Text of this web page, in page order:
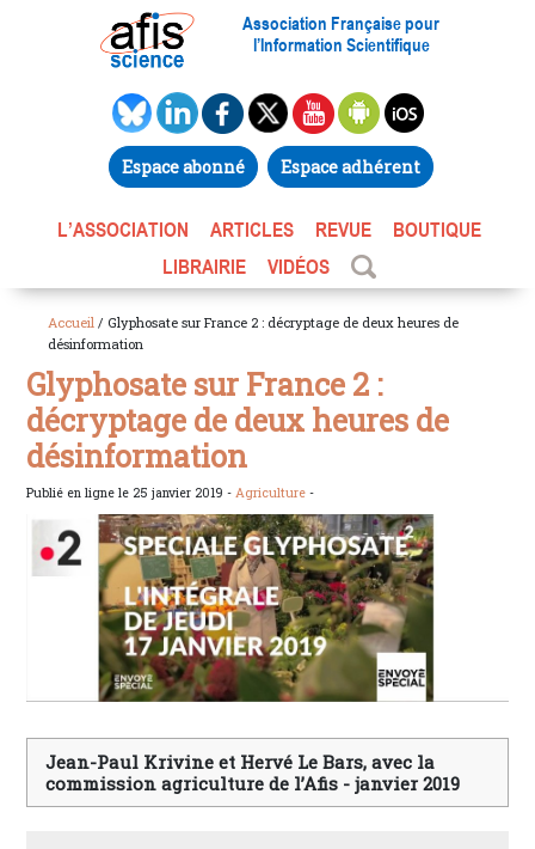
Association Française pour
l’Information Scientifique
Espace abonné Espace adhérent
L’ASSOCIATION ARTICLES REVUE
BOUTIQUE
LIBRAIRIE
VIDÉOS
Accueil / Glyphosate sur France 2 : décryptage de deux heures de
désinformation
Glyphosate sur France 2 :
décryptage de deux heures de
désinformation
Publié en ligne le 25 janvier 2019 -Agriculture -
Jean-Paul Krivine et Hervé Le Bars, avec la
commission agriculture de l’Afis - janvier 2019